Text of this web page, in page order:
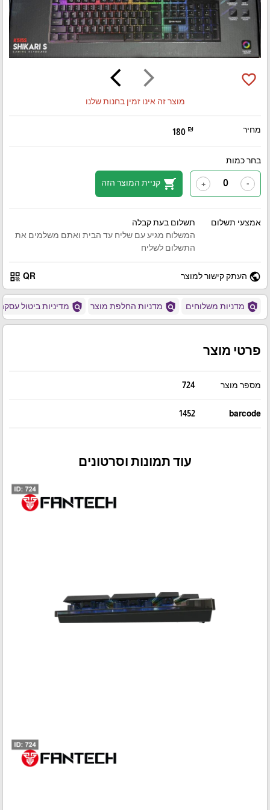
arrow_forward_ios
arrow_back_ios favorite_border
מוצר זה אינו זמין בחנות שלנו
מחיר 180 ₪
בחר כמות
-
+
shopping_cart קניית המוצר הזה
אמצעי תשלום
תשלום בעת קבלה
המשלוח מגיע עם שליח עד הבית ואתם משלמים את
התשלום לשליח
public העתק קישור למוצר QR
qr_code
policy מדניות משלוחים policy מדניות החלפת מוצר policy מדיניות ביטול
פרטי מוצר
מספר מוצר 724
barcode
1452
עוד תמונות וסרטונים